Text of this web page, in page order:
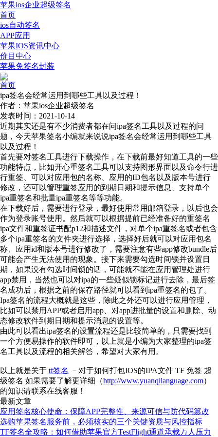
苹果ios企业超级签名
首页
ios自动签名
APP应用
苹果IOS资讯中心
价目中心
苹果免签名封装
首页
ipa签名会经常运用到哪些工具以及过程！
作者：苹果ios企业超级签名
发表时间：2021-10-14
近期其实还是有不少消费者都在问ipa签名工具以及过程的问
题，今天苹果签名小编就来说说ipa签名会经常运用到哪些工具
以及过程！
首先要对签名工具进行下载操作，在下载前最好知道工具的一些
功能特点，比如开心重签名工具可以支持图形界面以及命令行进
行重签、可以对应用包的名称、应用的ID包名以及版本号进行
修改，还可以管理重签应用的到期日期和提示信息、支持单个
ipa重签名和批量ipa重签名等等功能。
在下载好后，需要进行登录，最好使用常用邮箱登录，以后也会
作为登录账号使用。然后就可以根据提前已经准备好的重签名
ipa文件和重签证书配p12和描述文件，对单个ipa重签名或者包含
多个ipa重签名的文件夹进行选择，选择好后就可以对应用包名
称、应用id和版本号进行修改了，需要注意有些app修改bundle后
可能会产生无法使用的现象。接下来需要勾选时间锁并设置日
期，如果没有勾选时间锁的话，可能就不能在应用管理处进行
app禁用，当然也可以对ipa的一些疑似锁标记进行去除，最后签
名成功后，根据之前的保存路径就可以看到ipa重签名的包了。
Ipa签名的流程大概就是这些，除此之外还可以进行应用管理，
比如可以禁用APP或者启用app、对app进批量的设置和删除、动
态修改软件到期日期和提示消息的设置等。
由此可以看出ipa签名的设置流程还是比较简单的，只需要找到
一个方便易操作的软件即可，以上就是小编为大家整理的ipa签
名工具以及流程的相关解答，希望对大家有用。
以上就是关于 tf签名 －对于如何打包IOS的IPA文件 TF 免签 超
级签名 如果需要了解更详细（http://www.yuanqilanguage.com）
的知识请联系在线客服！
最新文章
应用签名核心使命：保障APP完整性、来源可信与防代码篡改
选购苹果签名服务前，必须核实的三个关键资质与风控指标
TF签名全攻略：如何借助苹果官方TestFlight通道承载万人压力